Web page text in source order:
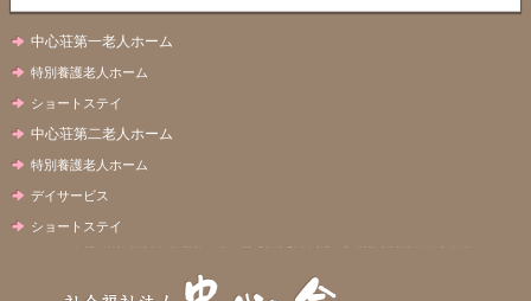
中心荘第一老人ホーム
特別養護老人ホーム
ショートステイ
中心荘第二老人ホーム
特別養護老人ホーム
デイサービス
ショートステイ